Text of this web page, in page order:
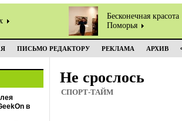
Бесконечная красота
Поморья
ПИСЬМО РЕДАКТОРУ РЕКЛАМА АРХИВ
в
Не срослось
СПОРТ-ТАЙМ